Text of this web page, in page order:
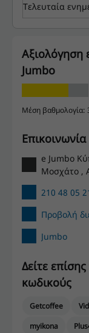
Τελευταία
Αξιολόγηση
Jumbo
Μέση βαθμολογία:
e Jumbo
Μοσχάτο ,
210 48 05
Προβολή
Jumbo
Δείτε
κωδικούς
Getcoffee
myikona